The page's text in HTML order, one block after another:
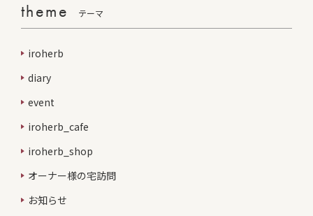
theme テーマ
iroherb
diary
event
iroherb_cafe
iroherb_shop
オーナー様の宅訪問
お知らせ